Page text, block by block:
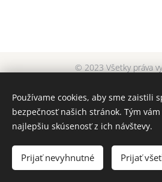
© 2023 Všetky práva
Jazyky
Slovenčina
English
EUR €
Používame cookies, aby sme zaistili
bezpečnosť našich stránok. Tým
najlepšiu skúsenosť z ich návštevy.
Prijať nevyhnutné Prijať